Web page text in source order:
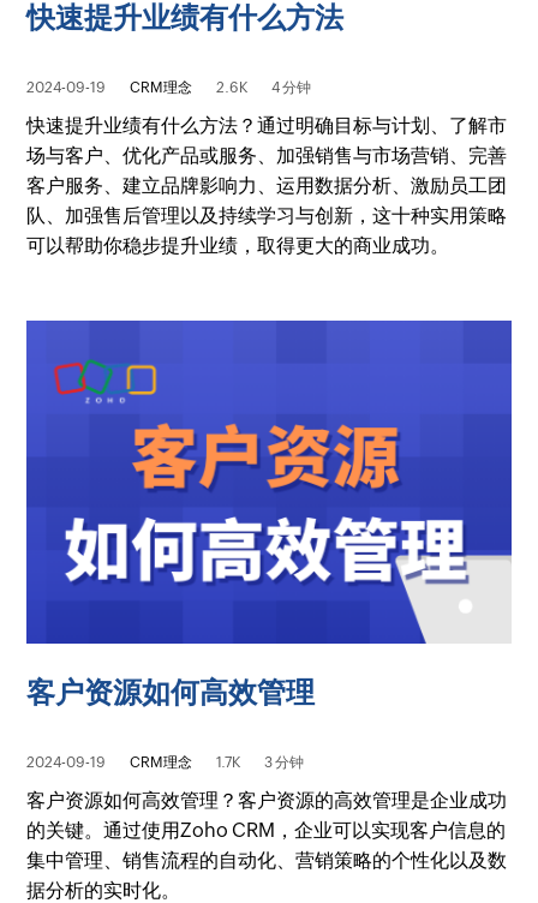
快速提升业绩有什么方法
2024-09-19 CRM理念 2.6K 4 分钟
快速提升业绩有什么方法？通过明确目标与计划、了解市
场与客户、优化产品或服务、加强销售与市场营销、完善
客户服务、建立品牌影响力、运用数据分析、激励员工团
队、加强售后管理以及持续学习与创新，这十种实用策略
可以帮助你稳步提升业绩，取得更大的商业成功。
客户资源如何高效管理
2024-09-19 CRM理念 1.7K 3 分钟
客户资源如何高效管理？客户资源的高效管理是企业成功
的关键。通过使用Zoho CRM，企业可以实现客户信息的
集中管理、销售流程的自动化、营销策略的个性化以及数
据分析的实时化。